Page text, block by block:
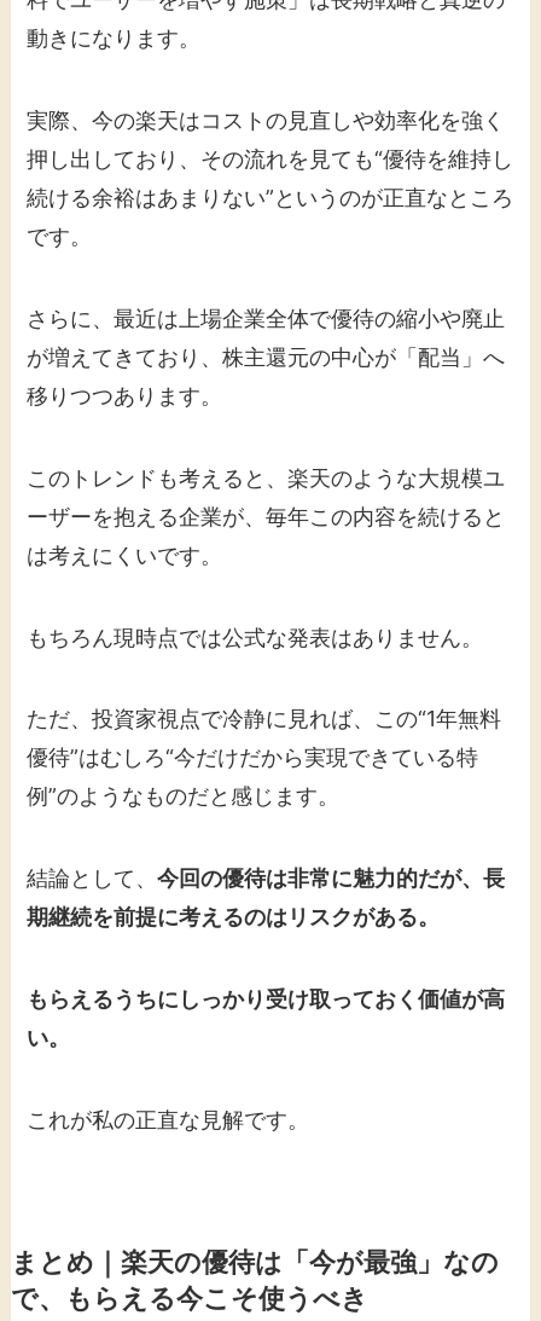
動きになります。
実際、今の楽天はコストの見直しや効率化を強く
押し出しており、その流れを見ても“優待を維持し
続ける余裕はあまりない”というのが正直なところ
です。
さらに、最近は上場企業全体で優待の縮小や廃止
が増えてきており、株主還元の中心が「配当」へ
移りつつあります。
このトレンドも考えると、楽天のような大規模ユ
ーザーを抱える企業が、毎年この内容を続けると
は考えにくいです。
もちろん現時点では公式な発表はありません。
ただ、投資家視点で冷静に見れば、この“1年無料
優待”はむしろ“今だけだから実現できている特
例”のようなものだと感じます。
結論として、今回の優待は非常に魅力的だが、長
期継続を前提に考えるのはリスクがある。
もらえるうちにしっかり受け取っておく価値が高
い。
これが私の正直な見解です。
まとめ｜楽天の優待は「今が最強」なの
で、もらえる今こそ使うべき